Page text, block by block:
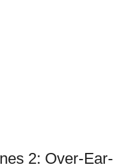
2: Over-Ear-